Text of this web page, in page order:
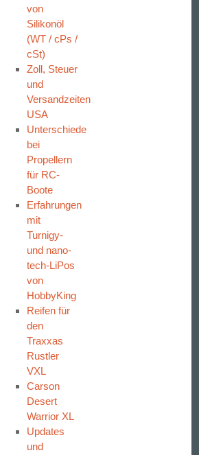
von
Silikonöl
(WT / cPs /
cSt)
Zoll, Steuer
und
Versandzeiten
USA
Unterschiede
bei
Propellern
für RC-
Boote
Erfahrungen
mit
Turnigy-
und nano-
tech-LiPos
von
HobbyKing
Reifen für
den
Traxxas
Rustler
VXL
Carson
Desert
Warrior XL
Updates
und